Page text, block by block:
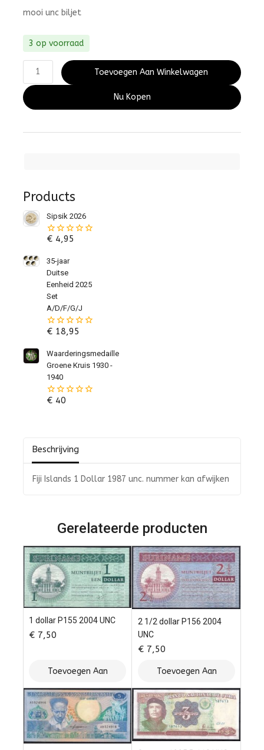
Products
Sipsik 2026
0
de
€4,95
35-jaar
Duitse
Eenheid 2025
Set
A/D/F/G/J
0
de
€18,95
Waarderingsmedaille
Groene Kruis 1930 -
1940
0
€40
mooi unc biljet
3 op voorraad
Toevoegen Aan Winkelwagen
Nu Kopen
Beschrijving
Fiji Islands 1 Dollar 1987 unc. nummer kan afwijken
Gerelateerde producten
1 dollar P155 2004 UNC
€ 7,50
Toevoegen Aan
Winkelwagen
2 1/2 dollar P156 2004
UNC
€ 7,50
Toevoegen Aan
Winkelwagen